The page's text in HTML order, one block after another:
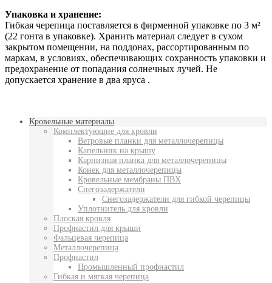
Упаковка и хранение:
Гибкая черепица поставляется в фирменной упаковке по 3 м²
(22 гонта в упаковке). Хранить материал следует в сухом
закрытом помещении, на поддонах, рассортированным по
маркам, в условиях, обеспечивающих сохранность упаковки и
предохранение от попадания солнечных лучей. Не
допускается хранение в два яруса .
Кровельные материалы
Комплектующие для кровли
Ветровые планки для металлочерепицы
Капельник на крышу
Карнизная планка для металлочерепицы
Конек для металлочерепицы
Кровельные мембраны ПВХ
Снегозадержатели
Снегозадержатели для гибкой черепицы
Уплотнитель для кровли
Плоская кровля
Профнастил для крыши
Фальцевая черепица
Металлочерепица
Профнастил
Промышленный профнастил
Гибкая и мягкая черепица